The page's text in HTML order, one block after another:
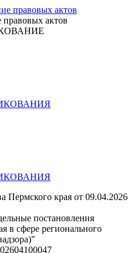
актов
Пермского края от 09.04.2026
постановления
в сфере регионального